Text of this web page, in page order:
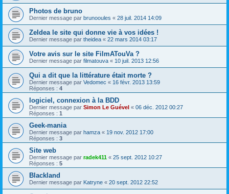
Photos de bruno
Dernier message par brunooules « 28 juil. 2014 14:09
ZeIdea le site qui donne vie à vos idées !
Dernier message par theidea « 22 mars 2014 03:17
Votre avis sur le site FilmATouVa ?
Dernier message par filmatouva « 10 juil. 2013 12:56
Qui a dit que la littérature était morte ?
Dernier message par Vedomec « 16 févr. 2013 13:59
Réponses : 4
logiciel, connexion à la BDD
Dernier message par Simon Le Guével « 06 déc. 2012 00:27
Réponses : 1
Geek-mania
Dernier message par hamza « 19 nov. 2012 17:00
Réponses : 3
Site web
Dernier message par radek411 « 25 sept. 2012 10:27
Réponses : 5
Blackland
Dernier message par Katryne « 20 sept. 2012 22:52